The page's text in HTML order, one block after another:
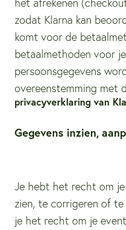
zodat Klarna kan
komt voor de
betaalmethoden voor
persoonsgegevens
overeenstemming met
privacyverklaring van
Gegevens inzien,
Je hebt het recht om
zien, te corrigeren of
je het recht om je